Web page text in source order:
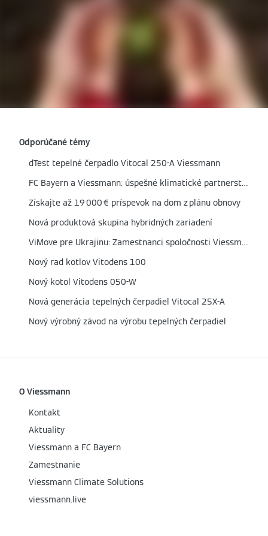
Odporúčané témy
dTest tepelné čerpadlo Vitocal 250-A Viessmann
FC Bayern a Viessmann: úspešné klimatické partnerstvo predĺžené do roku 2026
Získajte až 19 000 € príspevok na dom z plánu obnovy
Nová produktová skupina hybridných zariadení
ViMove pre Ukrajinu: Zamestnanci spoločnosti Viessmann športovými aktivitami pomáhajú ľudom v núdzi
Nový rad kotlov Vitodens 100
Nový kotol Vitodens 050-W
Nová generácia tepelných čerpadiel Vitocal 25X-A
Nový výrobný závod na výrobu tepelných čerpadiel
O Viessmann
Kontakt
Aktuality
Viessmann a FC Bayern
Zamestnanie
Viessmann Climate Solutions
viessmann.live